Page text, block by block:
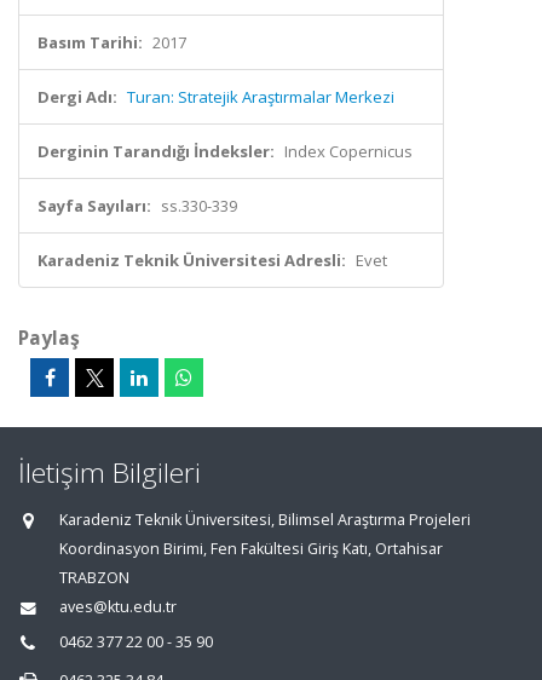
Basım Tarihi: 2017
Dergi Adı: Turan: Stratejik Araştırmalar Merkezi
Derginin Tarandığı İndeksler: Index Copernicus
Sayfa Sayıları: ss.330-339
Karadeniz Teknik Üniversitesi Adresli: Evet
Paylaş
İletişim Bilgileri
Karadeniz Teknik Üniversitesi, Bilimsel Araştırma Projeleri
Koordinasyon Birimi, Fen Fakültesi Giriş Katı, Ortahisar
TRABZON
aves@ktu.edu.tr
0462 377 22 00 - 35 90